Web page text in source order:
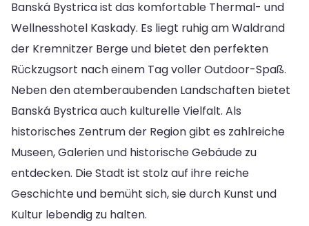
Banská Bystrica ist das komfortable Thermal- und
Wellnesshotel Kaskady. Es liegt ruhig am Waldrand
der Kremnitzer Berge und bietet den perfekten
Rückzugsort nach einem Tag voller Outdoor-Spaß.
Neben den atemberaubenden Landschaften bietet
Banská Bystrica auch kulturelle Vielfalt. Als
historisches Zentrum der Region gibt es zahlreiche
Museen, Galerien und historische Gebäude zu
entdecken. Die Stadt ist stolz auf ihre reiche
Geschichte und bemüht sich, sie durch Kunst und
Kultur lebendig zu halten.